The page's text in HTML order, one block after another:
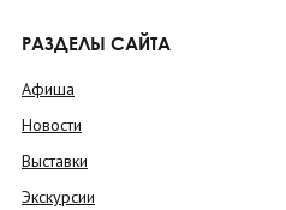
РАЗДЕЛЫ САЙТА
Афиша
Новости
Выставки
Экскурсии